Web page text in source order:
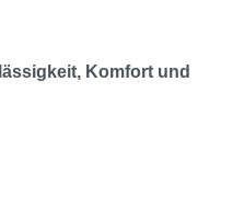
Komfort und